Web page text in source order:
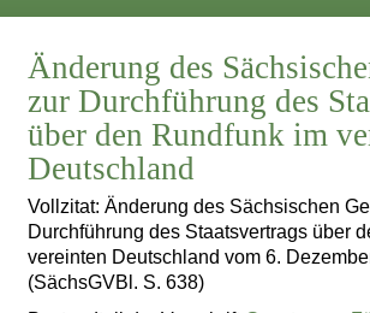
Änderung des
zur Durchführung des
über den Rundfunk im
Deutschland
Vollzitat: Änderung des Sächsischen
Durchführung des Staatsvertrags über
vereinten Deutschland vom 6.
(SächsGVBl. S. 638)